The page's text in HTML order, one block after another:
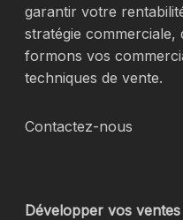
garantir votre
stratégie
formons vos
techniques de vente.
Contactez-nous
Développer vos ventes